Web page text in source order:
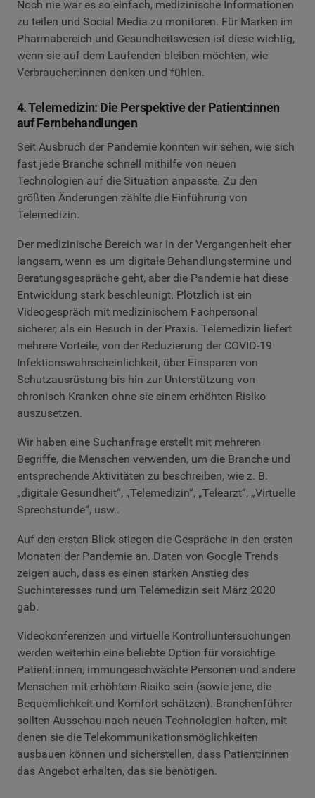
Noch nie war es so einfach, medizinische Informationen
zu teilen und Social Media zu monitoren. Für Marken im
Pharmabereich und Gesundheitswesen ist diese wichtig,
wenn sie auf dem Laufenden bleiben möchten, wie
Verbraucher:innen denken und fühlen.
4. Telemedizin: Die Perspektive der Patient:innen
auf Fernbehandlungen
Seit Ausbruch der Pandemie konnten wir sehen, wie sich
fast jede Branche schnell mithilfe von neuen
Technologien auf die Situation anpasste. Zu den
größten Änderungen zählte die Einführung von
Telemedizin.
Der medizinische Bereich war in der Vergangenheit eher
langsam, wenn es um digitale Behandlungstermine und
Beratungsgespräche geht, aber die Pandemie hat diese
Entwicklung stark beschleunigt. Plötzlich ist ein
Videogespräch mit medizinischem Fachpersonal
sicherer, als ein Besuch in der Praxis. Telemedizin liefert
mehrere Vorteile, von der Reduzierung der COVID-19
Infektionswahrscheinlichkeit, über Einsparen von
Schutzausrüstung bis hin zur Unterstützung von
chronisch Kranken ohne sie einem erhöhten Risiko
auszusetzen.
Wir haben eine Suchanfrage erstellt mit mehreren
Begriffe, die Menschen verwenden, um die Branche und
entsprechende Aktivitäten zu beschreiben, wie z. B.
„digitale Gesundheit“, „Telemedizin“, „Telearzt“, „Virtuelle
Sprechstunde“, usw..
Auf den ersten Blick stiegen die Gespräche in den ersten
Monaten der Pandemie an. Daten von Google Trends
zeigen auch, dass es einen starken Anstieg des
Suchinteresses rund um Telemedizin seit März 2020
gab.
Videokonferenzen und virtuelle Kontrolluntersuchungen
werden weiterhin eine beliebte Option für vorsichtige
Patient:innen, immungeschwächte Personen und andere
Menschen mit erhöhtem Risiko sein (sowie jene, die
Bequemlichkeit und Komfort schätzen). Branchenführer
sollten Ausschau nach neuen Technologien halten, mit
denen sie die Telekommunikationsmöglichkeiten
ausbauen können und sicherstellen, dass Patient:innen
das Angebot erhalten, das sie benötigen.